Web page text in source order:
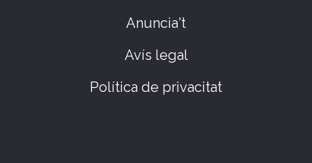
Anuncia't
Avís legal
Política de privacitat